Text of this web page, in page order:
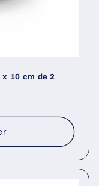
10 cm de 2